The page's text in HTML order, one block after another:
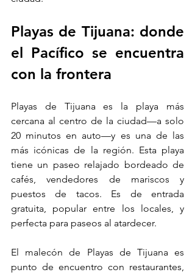
Playas de Tijuana: donde
el Pacífico se encuentra
con la frontera
Playas de Tijuana es la playa más
cercana al centro de la ciudad—a solo
20 minutos en auto—y es una de las
más icónicas de la región. Esta playa
tiene un paseo relajado bordeado de
cafés, vendedores de mariscos y
puestos de tacos. Es de entrada
gratuita, popular entre los locales, y
perfecta para paseos al atardecer.
El malecón de Playas de Tijuana es
punto de encuentro con restaurantes,